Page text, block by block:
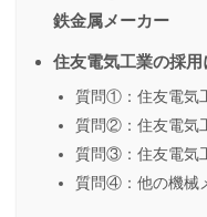
鉄金属メーカー
住友電気工業の採
質問①：住友電気
質問②：住友電気
質問③：住友電気
質問④：他の機械